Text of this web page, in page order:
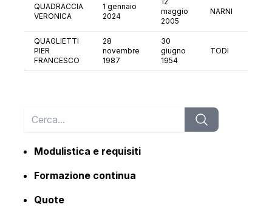
Modulistica e requisiti
Formazione continua
Quote
QUADRACCIA
VERONICA
1 gennaio
2024
maggio
2005
NARNI
QUAGLIETTI
PIER
FRANCESCO
28
novembre
1987
30
giugno
1954
TODI